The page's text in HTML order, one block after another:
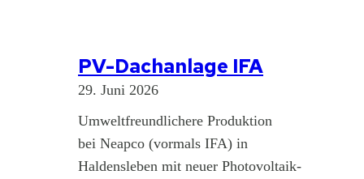
PV-Dachanlage IFA
29. Juni 2026
Umweltfreundlichere Produktion
bei Neapco (vormals IFA) in
Haldensleben mit neuer Photovoltaik-